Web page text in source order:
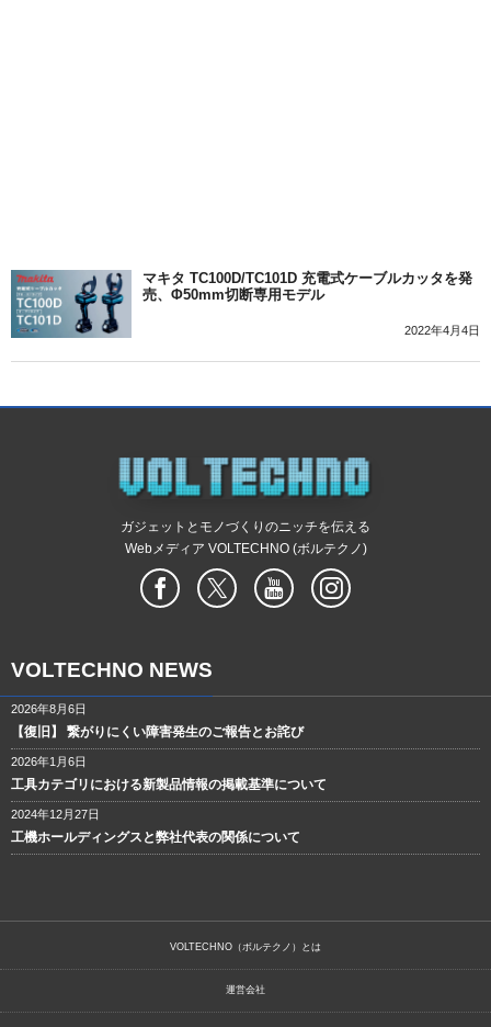
マキタ TC100D/TC101D 充電式ケーブルカッタを発
売、Φ50mm切断専用モデル
2022年4月4日
ガジェットとモノづくりのニッチを伝える
Webメディア VOLTECHNO (ボルテクノ)
VOLTECHNO NEWS
2026年8月6日
【復旧】 繋がりにくい障害発生のご報告とお詫び
2026年1月6日
工具カテゴリにおける新製品情報の掲載基準について
2024年12月27日
工機ホールディングスと弊社代表の関係について
VOLTECHNO（ボルテクノ）とは
運営会社